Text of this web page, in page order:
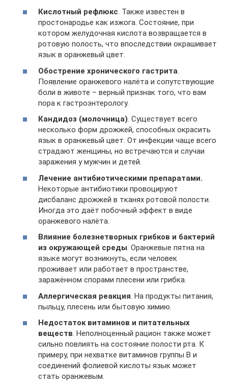
Кислотный рефлюкс. Также известен в
простонародье как изжога. Состояние, при
котором желудочная кислота возвращается в
ротовую полость, что впоследствии окрашивает
язык в оранжевый цвет.
Обострение хронического гастрита.
Появление оранжевого налёта и сопутствующие
боли в животе – верный признак того, что вам
пора к гастроэнтерологу.
Кандидоз (молочница). Существует всего
несколько форм дрожжей, способных окрасить
язык в оранжевый цвет. От инфекции чаще всего
страдают женщины, но встречаются и случаи
заражения у мужчин и детей.
Лечение антибиотическими препаратами.
Некоторые антибиотики провоцируют
дисбаланс дрожжей в тканях ротовой полости.
Иногда это даёт побочный эффект в виде
оранжевого налёта.
Влияние болезнетворных грибков и бактерий
из окружающей среды. Оранжевые пятна на
языке могут возникнуть, если человек
проживает или работает в пространстве,
заражённом спорами плесени или грибка.
Аллергическая реакция. На продукты питания,
пыльцу, плесень или бытовую химию.
Недостаток витаминов и питательных
веществ. Неполноценный рацион также может
сильно повлиять на состояние полости рта. К
примеру, при нехватке витаминов группы B и
соединений фолиевой кислоты язык может
стать оранжевым.